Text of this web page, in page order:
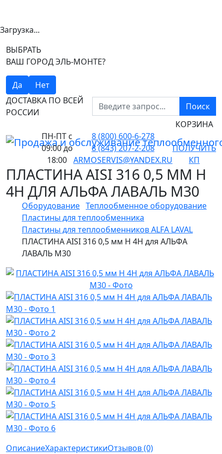
Загрузка...
ВЫБРАТЬ
ВАШ ГОРОД ЭЛЬ-МОНТЕ?
Да
Нет
ДОСТАВКА ПО ВСЕЙ
РОССИИ
Поиск
ПН-ПТ с
09:00 до
18:00
8 (800) 600-6-278
8 (843) 207-2-208
ARMOSERVIS@YANDEX.RU
КОРЗИНА
ПОЛУЧИТЬ
КП
ПЛАСТИНА AISI 316 0,5 ММ H
4H ДЛЯ АЛЬФА ЛАВАЛЬ M30
Оборудование Теплообменное оборудование
Пластины для теплообменника
Пластины для теплообменников ALFA LAVAL
ПЛАСТИНА AISI 316 0,5 мм H 4H для АЛЬФА
ЛАВАЛЬ M30
ОписаниеХарактеристикиОтзывов (0)